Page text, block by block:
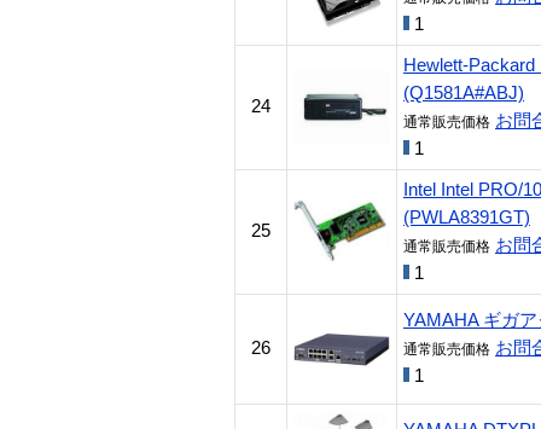
1
24
Hewlett-
(Q1581A#ABJ)
通常販売価格 お問
1
25
Intel Intel PRO/
(PWLA8391GT)
通常販売価格 お問
1
26
YAMAHA ギガ
通常販売価格 お問
1